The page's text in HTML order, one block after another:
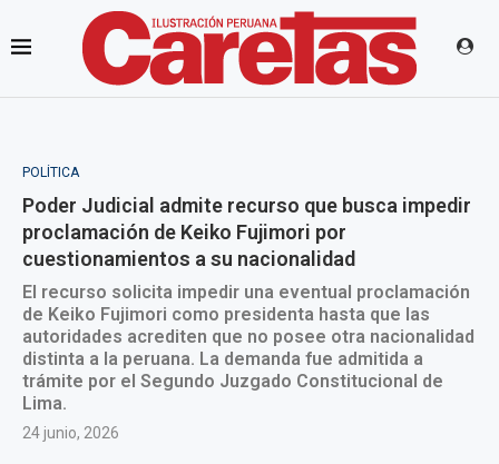
POLÍTICA
Poder Judicial admite recurso que busca impedir
proclamación de Keiko Fujimori por
cuestionamientos a su nacionalidad
El recurso solicita impedir una eventual proclamación
de Keiko Fujimori como presidenta hasta que las
autoridades acrediten que no posee otra nacionalidad
distinta a la peruana. La demanda fue admitida a
trámite por el Segundo Juzgado Constitucional de
Lima.
24 junio, 2026